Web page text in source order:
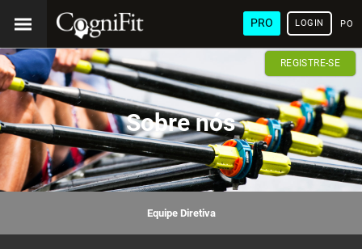
PRO LOGIN
REGISTRE-SE
Sobre nós
Equipe Diretiva